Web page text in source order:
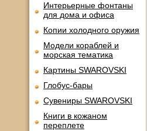
Интерьерные фонтаны
для дома и офиса
Копии холодного оружия
Модели кораблей и
морская тематика
Картины SWAROVSKI
Глобус-бары
Сувениры SWAROVSKI
Книги в кожаном
переплете